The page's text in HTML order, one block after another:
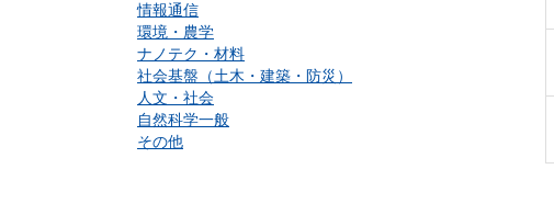
情報通信
環境・農学
ナノテク・材料
社会基盤（土木・建築・防災）
人文・社会
自然科学一般
その他